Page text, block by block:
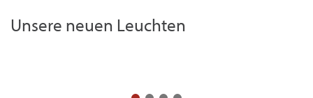
Unsere neuen Leuchten